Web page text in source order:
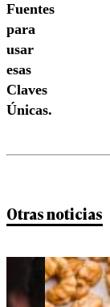
Fuentes
para
usar
esas
Claves
Únicas.
Otras noticias